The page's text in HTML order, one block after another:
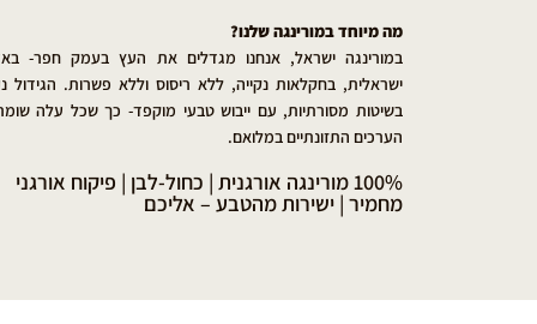
מה מיוחד במורינגה שלנו?
במורינגה ישראל, אנחנו מגדלים את העץ בעמק חפר-
ישראלית, בחקלאות נקייה, ללא ריסוס וללא פשרות. הגידול
בשיטות מסורתיות, עם ייבוש טבעי מוקפד- כך שכל עלה
הערכים התזונתיים במלואם.
100% מורינגה אורגנית | כחול-לבן | פיקוח אורגני
מחמיר | ישירות מהטבע – אליכם